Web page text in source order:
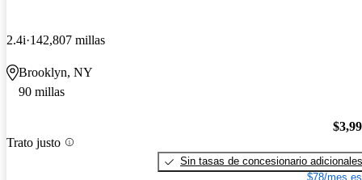
2.4i 142,807 millas
Brooklyn, NY
90 millas
Trato justo
Sin tasas de concesionario adicionales
$78/mes